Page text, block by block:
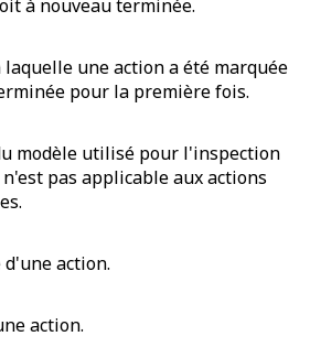
à nouveau terminée.
laquelle une action a été marquée
pour la première fois.
modèle utilisé pour l'inspection
n'est pas applicable aux actions
action.
action.